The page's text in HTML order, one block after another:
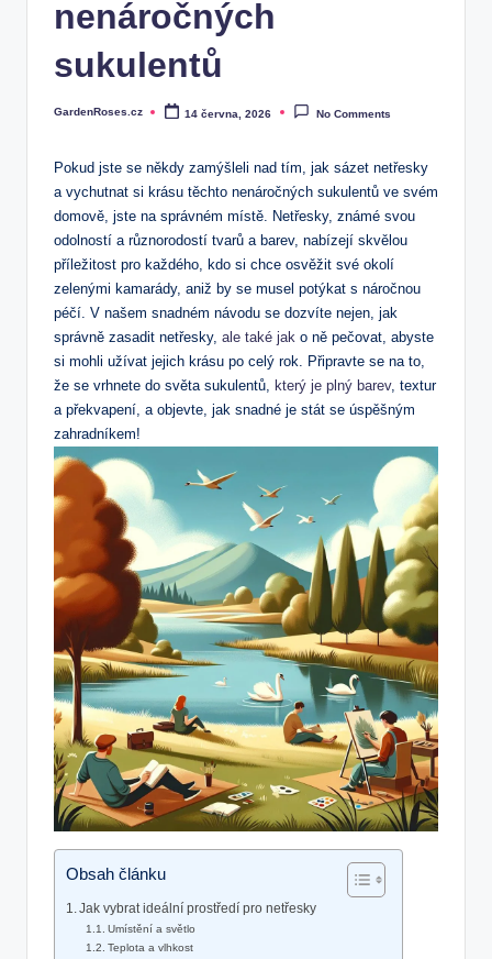
nenáročných
sukulentů
Posted
GardenRoses.cz 14 června, 2026 No Comments
Pokud jste se někdy zamýšleli nad tím, jak sázet netřesky
a vychutnat si krásu těchto nenáročných sukulentů ve svém
domově, jste na správném místě. Netřesky, známé svou
odolností a různorodostí tvarů a barev, nabízejí skvělou
příležitost pro každého, kdo si chce osvěžit své okolí
zelenými kamarády, aniž by se musel potýkat s náročnou
péčí. V našem snadném návodu se dozvíte nejen, jak
správně zasadit netřesky, ale také jak o ně pečovat, abyste
si mohli užívat jejich krásu po celý rok. Připravte se na to,
že se vrhnete do světa sukulentů, který je plný barev, textur
a překvapení, a objevte, jak snadné je stát se úspěšným
zahradníkem!
Obsah článku
Jak vybrat ideální prostředí pro netřesky
Umístění a světlo
Teplota a vlhkost